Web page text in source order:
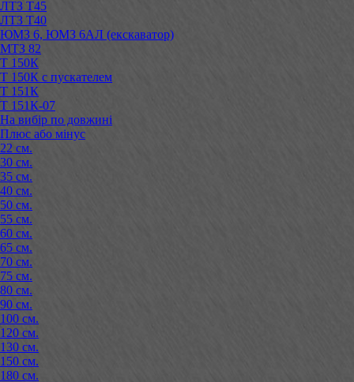
ЛТЗ Т45
ЛТЗ Т40
ЮМЗ 6, ЮМЗ 6АЛ (екскаватор)
МТЗ 82
Т 150К
Т 150К с пускателем
Т 151К
Т 151К-07
На вибір по довжині
Плюс або мінус
22 см.
30 см.
35 см.
40 см.
50 см.
55 см.
60 см.
65 см.
70 см.
75 см.
80 см.
90 см.
100 см.
120 см.
130 см.
150 см.
180 см.